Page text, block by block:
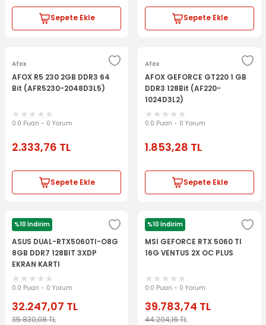
Sepete Ekle Sepete Ekle
Afox
AFOX R5 230 2GB DDR3 64
Bit (AFR5230-2048D3L5)
0.0 Puan - 0 Yorum
2.333,76 TL
Sepete Ekle
Afox
AFOX GEFORCE GT220 1 GB
DDR3 128Bit (AF220-
1024D3L2)
0.0 Puan - 0 Yorum
1.853,28 TL
Sepete Ekle
%10 İndirim
Asus
ASUS DUAL-RTX5060TI-O8G
8GB DDR7 128BIT 3XDP
EKRAN KARTI
0.0 Puan - 0 Yorum
32.247,07 TL
35.830,08TL
%10 İndirim
Msi
MSI GEFORCE RTX 5060 TI
16G VENTUS 2X OC PLUS
0.0 Puan - 0 Yorum
39.783,74 TL
44.204,16TL